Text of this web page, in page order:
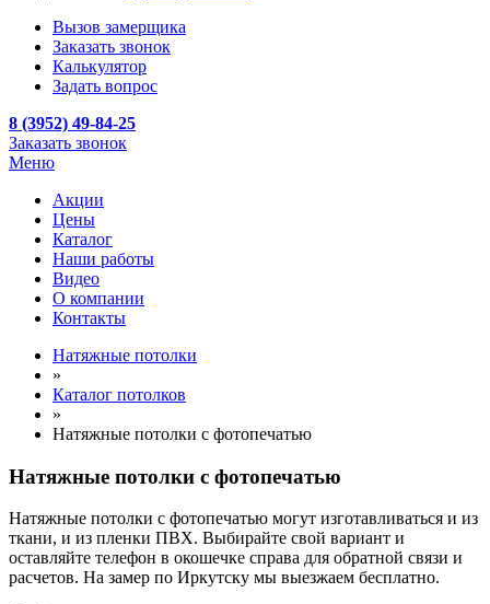
Вызов замерщика
Заказать звонок
Калькулятор
Задать вопрос
8 (3952) 49-84-25
Заказать звонок
Меню
Акции
Цены
Каталог
Наши работы
Видео
О компании
Контакты
Натяжные потолки
»
Каталог потолков
»
Натяжные потолки с фотопечатью
Натяжные потолки с фотопечатью
Натяжные потолки с фотопечатью могут изготавливаться и из
ткани, и из пленки ПВХ. Выбирайте свой вариант и
оставляйте телефон в окошечке справа для обратной связи и
расчетов. На замер по Иркутску мы выезжаем бесплатно.